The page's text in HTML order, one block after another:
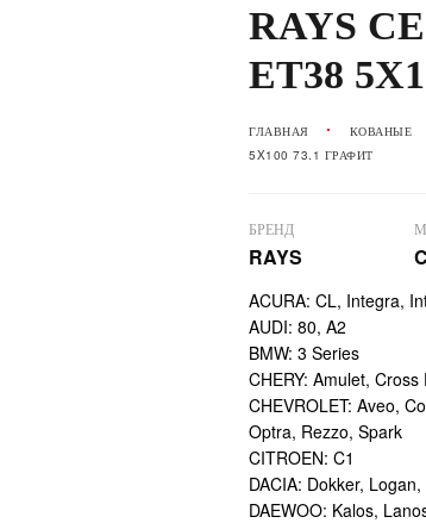
RAYS
ET38
ГЛАВНАЯ КОВАНЫЕ
5X100 73.1 ГРАФИТ
БРЕНД
RAYS
ACURA: CL, Integra,
AUDI: 80, A2
BMW: 3 Series
CHERY: Amulet,
CHEVROLET: Aveo,
Optra, Rezzo, Spark
CITROEN: C1
DACIA: Dokker,
DAEWOO: Kalos,